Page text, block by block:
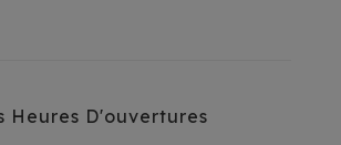
Heures D'ouvertures